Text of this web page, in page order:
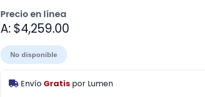
Precio en línea
A: $4,259.00
No disponible
Envío Gratispor Lumen